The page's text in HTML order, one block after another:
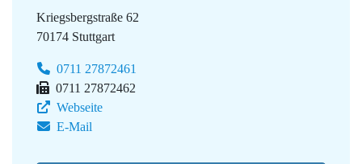
Kriegsbergstraße 62
70174 Stuttgart
0711 27872461
0711 27872462
Webseite
E-Mail